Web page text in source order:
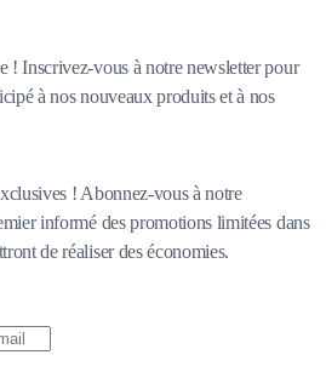
! Inscrivez-vous à notre newsletter pour
à nos nouveaux produits et à nos
! Abonnez-vous à notre
informé des promotions limitées dans
de réaliser des économies.